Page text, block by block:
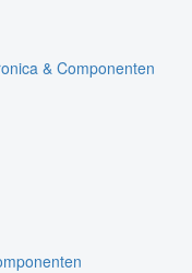
& Componenten